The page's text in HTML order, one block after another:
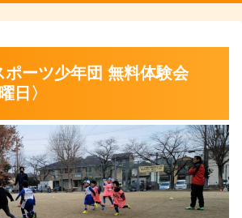
ポーツ少年団 無料体験会
日〉